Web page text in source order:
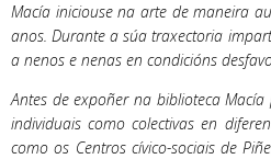
Macía iniciouse na arte de maneira
anos. Durante a súa traxectoria
a nenos e nenas en condicións
Antes de expoñer na biblioteca
individuais como colectivas en
como os Centros cívico-sociais de